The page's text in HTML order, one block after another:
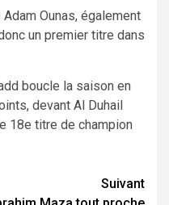
Ounas, également
un premier titre dans
boucle la saison en
devant Al Duhail
18e titre de champion
Suivant